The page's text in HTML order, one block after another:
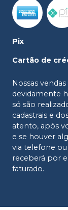
Pix
Cartão de
Nossas
devidamente
só são
cadastrais e
atento, após
e se houver
via telefone
receberá por
faturado.